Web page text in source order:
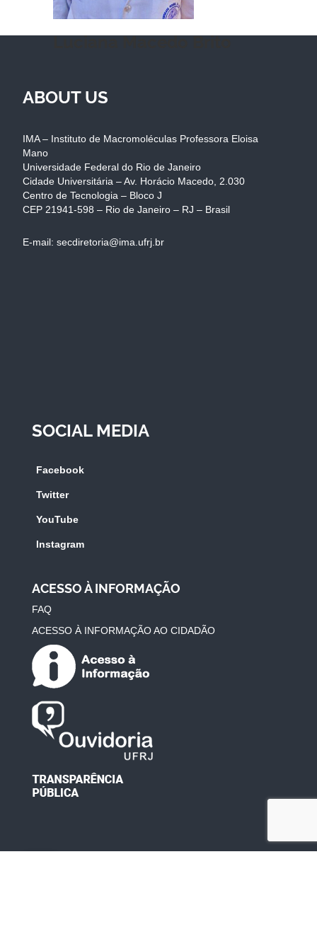
Luciana Macedo Brito
ABOUT US
IMA – Instituto de Macromoléculas Professora Eloisa
Mano
Universidade Federal do Rio de Janeiro
Cidade Universitária – Av. Horácio Macedo, 2.030
Centro de Tecnologia – Bloco J
CEP 21941-598 – Rio de Janeiro – RJ – Brasil
E-mail: secdiretoria@ima.ufrj.br
SOCIAL MEDIA
Facebook
Twitter
YouTube
Instagram
ACESSO À INFORMAÇÃO
FAQ
ACESSO À INFORMAÇÃO AO CIDADÃO